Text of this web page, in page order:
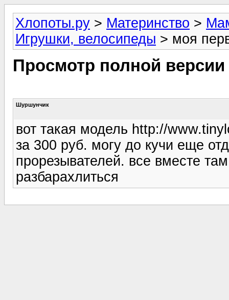
Хлопоты.ру > Материнство >
Игрушки, велосипеды > моя
Просмотр полной
Шуршунчик
вот такая модель http://
за 300 руб. могу до кучи еще
прорезывателей. все вместе
разбарахлиться